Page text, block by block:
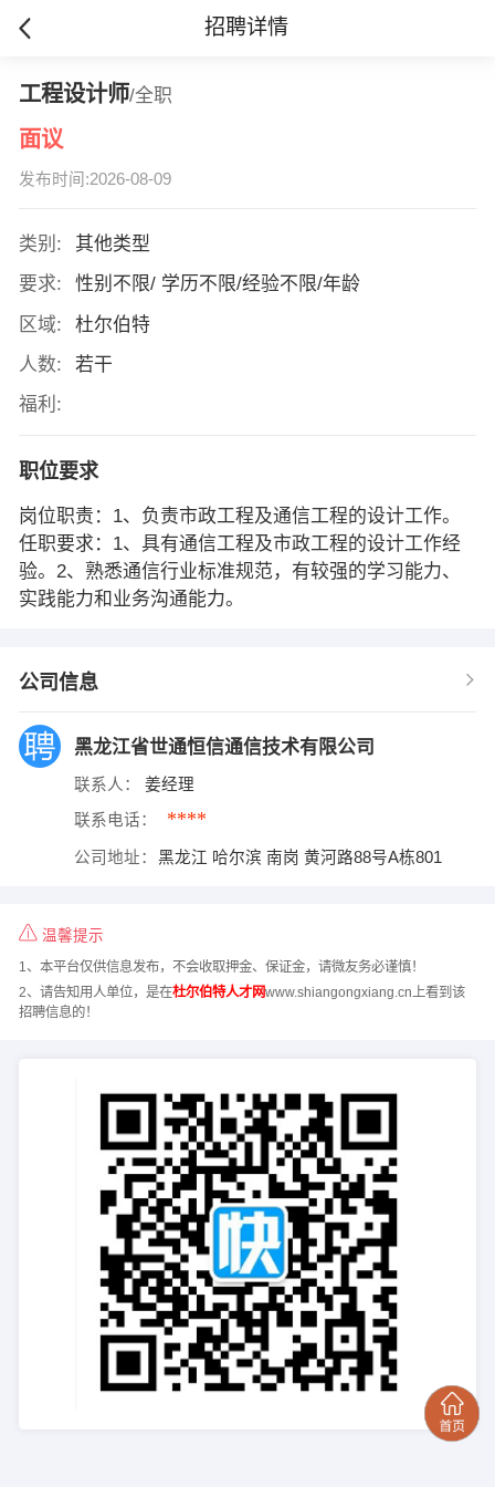
招聘详情
工程设计师/全职
面议
发布时间:2026-08-09
类别:
其他类型
要求:
性别不限/ 学历不限/经验不限/年龄
区域:
杜尔伯特
人数:
若干
福利:
职位要求
岗位职责：1、负责市政工程及通信工程的设计工作。
任职要求：1、具有通信工程及市政工程的设计工作经
验。2、熟悉通信行业标准规范，有较强的学习能力、
实践能力和业务沟通能力。
公司信息
黑龙江省世通恒信通信技术有限公司
联系人： 姜经理
联系电话： ****
公司地址： 黑龙江 哈尔滨 南岗 黄河路88号A栋801
温馨提示
1、本平台仅供信息发布，不会收取押金、保证金，请微友务必谨慎！
2、请告知用人单位，是在杜尔伯特人才网www.shiangongxiang.cn上看到该
招聘信息的！